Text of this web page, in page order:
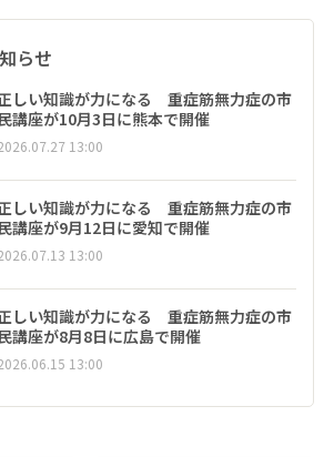
らせ
しい知識が力になる 重症筋無力症の市
講座が10月3日に熊本で開催
13:00
しい知識が力になる 重症筋無力症の市
講座が9月12日に愛知で開催
13:00
しい知識が力になる 重症筋無力症の市
講座が8月8日に広島で開催
13:00